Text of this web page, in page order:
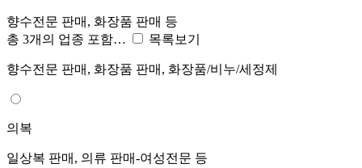
향수전문 판매, 화장품 판매 등
총 3개의 업종 포함…
목록보기
향수전문 판매, 화장품 판매, 화장품/비누/세정제
의복
일상복 판매, 의류 판매-여성전문 등